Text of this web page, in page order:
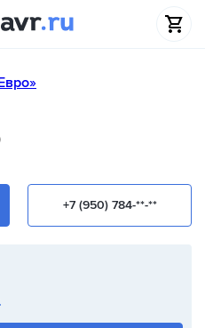
+7 (950) 784-**-**